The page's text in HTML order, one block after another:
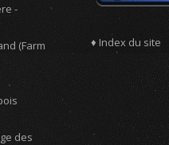
-
(Farm
des
♦ Index du site